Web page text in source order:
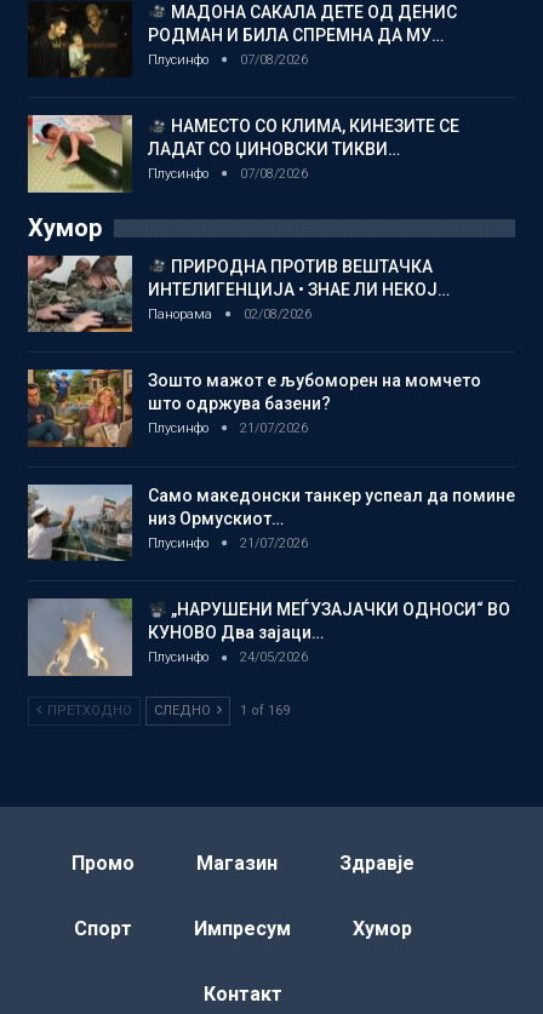
МАДОНА САКАЛА ДЕТЕ ОД ДЕНИС
РОДМАН И БИЛА СПРЕМНА ДА МУ…
Плусинфо 07/08/2026
НАМЕСТО СО КЛИМА, КИНЕЗИТЕ СЕ
ЛАДАТ СО ЏИНОВСКИ ТИКВИ…
Плусинфо 07/08/2026
Хумор
ПРИРОДНА ПРОТИВ ВЕШТАЧКА
ИНТЕЛИГЕНЦИЈА • ЗНАЕ ЛИ НЕКОЈ…
Панорама 02/08/2026
Зошто мажот е љубоморен на момчето
што одржува базени?
Плусинфо 21/07/2026
Само македонски танкер успеал да помине
низ Ормускиот…
Плусинфо 21/07/2026
„НАРУШЕНИ МЕЃУЗАЈАЧКИ ОДНОСИ“ ВО
КУНОВО Два зајаци…
Плусинфо 24/05/2026
ПРЕТХОДНО СЛЕДНО 1 of 169
Промо Магазин Здравје
Спорт Импресум Хумор
Контакт